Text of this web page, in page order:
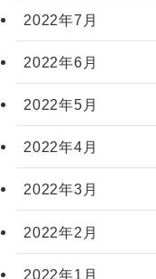
2022年7月
2022年6月
2022年5月
2022年4月
2022年3月
2022年2月
2022年1月